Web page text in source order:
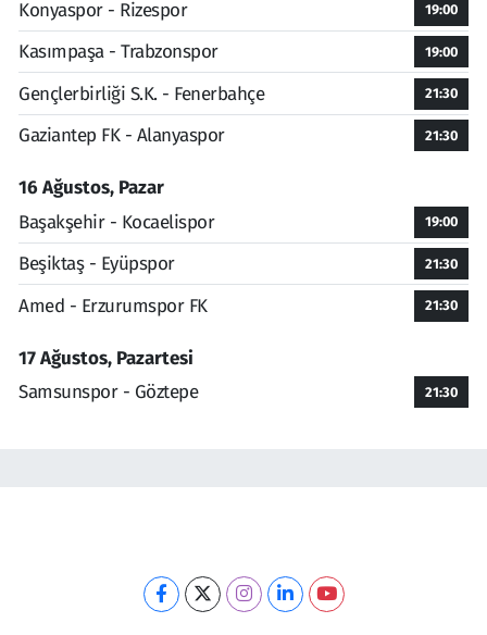
Konyaspor - Rizespor
19:00
Kasımpaşa - Trabzonspor 19:00
Gençlerbirliği S.K. - Fenerbahçe 21:30
Gaziantep FK - Alanyaspor 21:30
16 Ağustos, Pazar
Başakşehir - Kocaelispor
19:00
Beşiktaş - Eyüpspor 21:30
Amed - Erzurumspor FK 21:30
17 Ağustos, Pazartesi
Samsunspor - Göztepe
21:30